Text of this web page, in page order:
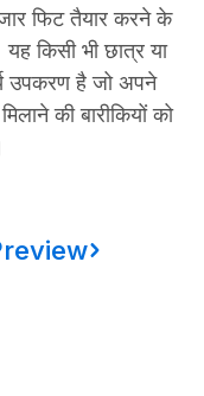
फिट तैयार करने के
किसी भी छात्र या
उपकरण है जो अपने
की बारीकियों को